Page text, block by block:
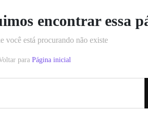
encontrar essa
você está procurando não existe
para Página inicial